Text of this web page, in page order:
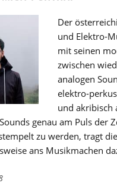
Der
und Elektro-
mit seinen
zwischen
analogen
elektro-
und akribisch
genau am Puls der
zu werden, tragt
ans Musikmachen